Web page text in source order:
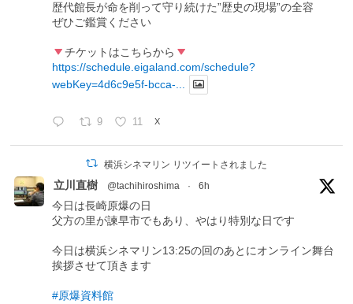
歴代館長が命を削って守り続けた”歴史の現場”の全容
ぜひご鑑賞ください
チケットはこちらから
https://schedule.eigaland.com/schedule?
webKey=4d6c9e5f-bcca-...
9 11 X
横浜シネマリン リツイートされました
立川直樹 @tachihiroshima · 6h
今日は長崎原爆の日
父方の里が諫早市でもあり、やはり特別な日です
今日は横浜シネマリン13:25の回のあとにオンライン舞台
挨拶させて頂きます
#原爆資料館